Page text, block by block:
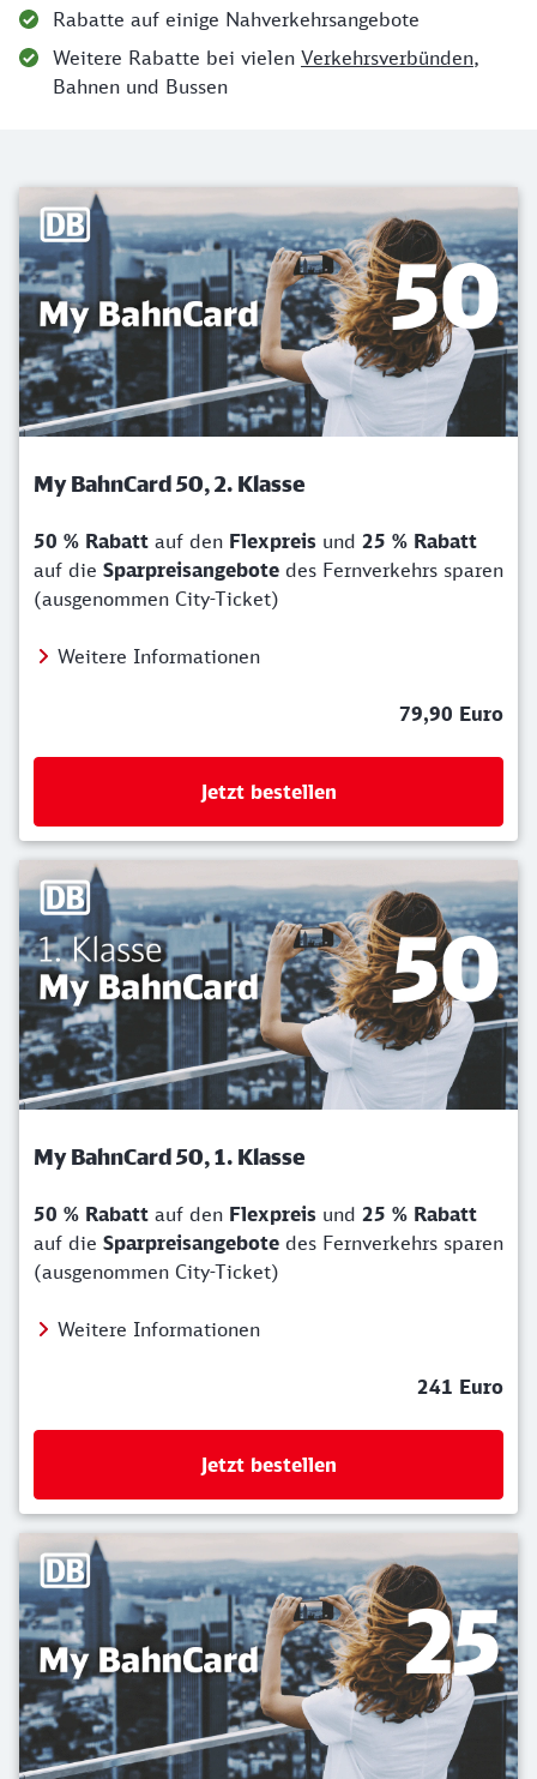
Rabatte auf einige Nahverkehrsangebote
Weitere Rabatte bei vielen Verkehrsverbünden,
Bahnen und Bussen
My BahnCard 50, 2. Klasse
50 % Rabatt auf den Flexpreis und 25 % Rabatt
auf die Sparpreisangebote des Fernverkehrs sparen
(ausgenommen City-Ticket)
Weitere Informationen
79,90 Euro
Jetzt bestellen
My BahnCard 50, 1. Klasse
50 % Rabatt auf den Flexpreis und 25 % Rabatt
auf die Sparpreisangebote des Fernverkehrs sparen
(ausgenommen City-Ticket)
Weitere Informationen
241 Euro
Jetzt bestellen